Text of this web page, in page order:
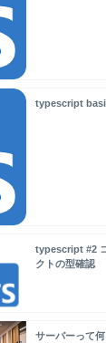
typescript
typescript #2
クトの型確認
サーバーって